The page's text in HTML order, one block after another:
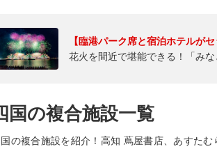
【臨港パーク席と宿泊ホテルがセ
花火を間近で堪能できる！「み
国の複合施設一覧
の複合施設を紹介！高知 蔦屋書店、あすた